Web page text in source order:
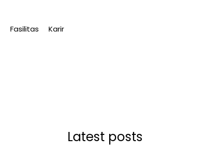
Fasilitas Karir
Latest posts